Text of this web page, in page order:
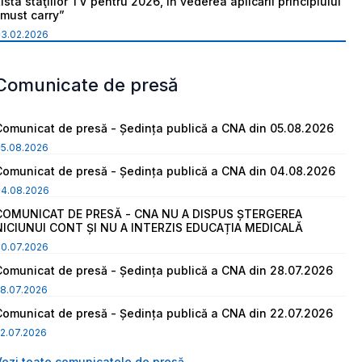
carry”
de presă
de presă - Ședința publică a CNA din 05.08.2026
de presă - Ședința publică a CNA din 04.08.2026
DE PRESĂ - CNA NU A DISPUS ȘTERGEREA
CONT ȘI NU A INTERZIS EDUCAȚIA MEDICALĂ
de presă - Ședința publică a CNA din 28.07.2026
de presă - Ședința publică a CNA din 22.07.2026